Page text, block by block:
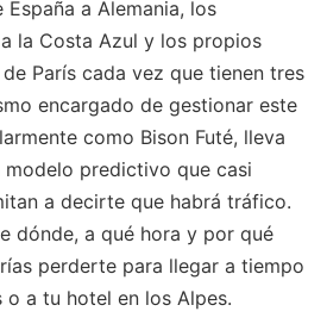
a Alemania, los
la Costa Azul y los propios
París cada vez que tienen tres
encargado de gestionar este
como Bison Futé, lleva
predictivo que casi
a decirte que habrá tráfico.
dónde, a qué hora y por qué
perderte para llegar a tiempo
o a tu hotel en los Alpes.